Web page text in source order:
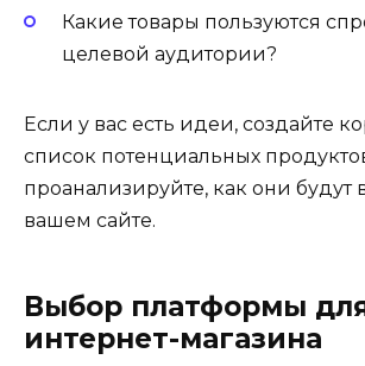
Какие товары пользуются
целевой аудитории?
Если у вас есть идеи, создайте
список потенциальных
проанализируйте, как они будут
вашем сайте.
Выбор платформы
интернет-магазина